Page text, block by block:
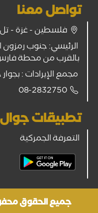
تواصل معنا
فلسطين - غزة - تل
الرئيسي: جنوب رمزون
بالقرب من محطة
مجمع الإيرادات :
08-2832750
تطبيقات جوال
التعرفة الجمركية
جميع الحقوق